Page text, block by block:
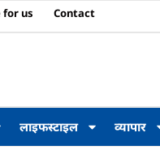
us Contact
लाइफस्टाइल व्यापार